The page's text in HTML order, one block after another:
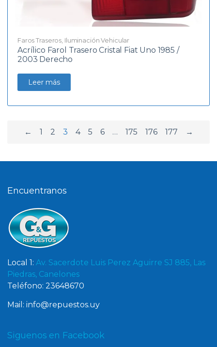
Faros Traseros Iluminación Vehicular
Acrílico Farol Trasero Cristal Fiat Uno 1985 /
2003 Derecho
Leer más
← 1 2 3 4 5 6 … 175 176 177 →
Encuentranos
Local 1: Av. Sacerdote Luis Perez Aguirre SJ 885, Las
Piedras, Canelones
Teléfono: 23648670
Mail: info@repuestos.uy
Siguenos en Facebook